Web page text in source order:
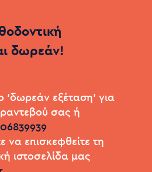
δωρεάν!
‘δωρεάν εξέταση’ για
σας ή
να επισκεφθείτε τη
ιστοσελίδα μας